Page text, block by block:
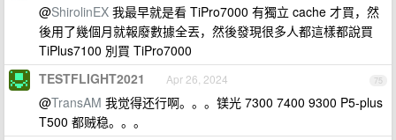
@ShirolinEX 我最早就是看 TiPro7000 有獨立 cache 才買，然
後用了幾個月就報廢數據全丟，然後發現很多人都這樣都說買
TiPlus7100 別買 TiPro7000
75
TESTFLIGHT2021 Apr 26, 2024
@TransAM 我觉得还行啊。。。镁光 7300 7400 9300 P5-plus
T500 都贼稳。。。